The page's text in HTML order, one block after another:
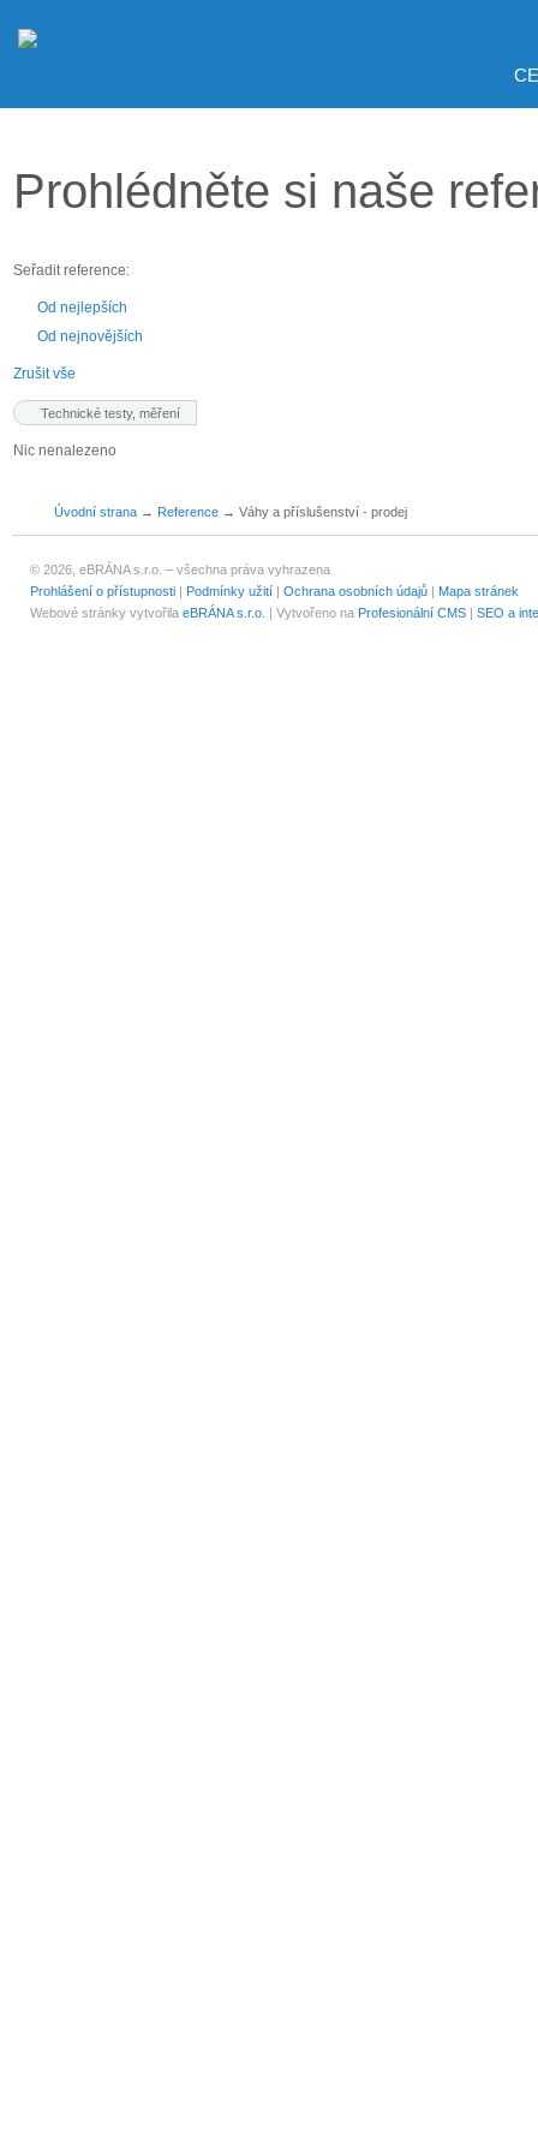
Prohlédněte si naše
Seřadit reference:
Od nejlepších
Od nejnovějších
Zrušit vše
Technické testy, měření
Nic nenalezeno
Úvodní strana → Reference → Váhy a příslušenství - prodej
© 2026, eBRÁNA s.r.o. – všechna práva vyhrazena
Prohlášení o přístupnosti | Podmínky užití | Ochrana osobních údajů | Mapa stránek
Webové stránky vytvořila eBRÁNA s.r.o. | Vytvořeno na Profesionální CMS | SEO a